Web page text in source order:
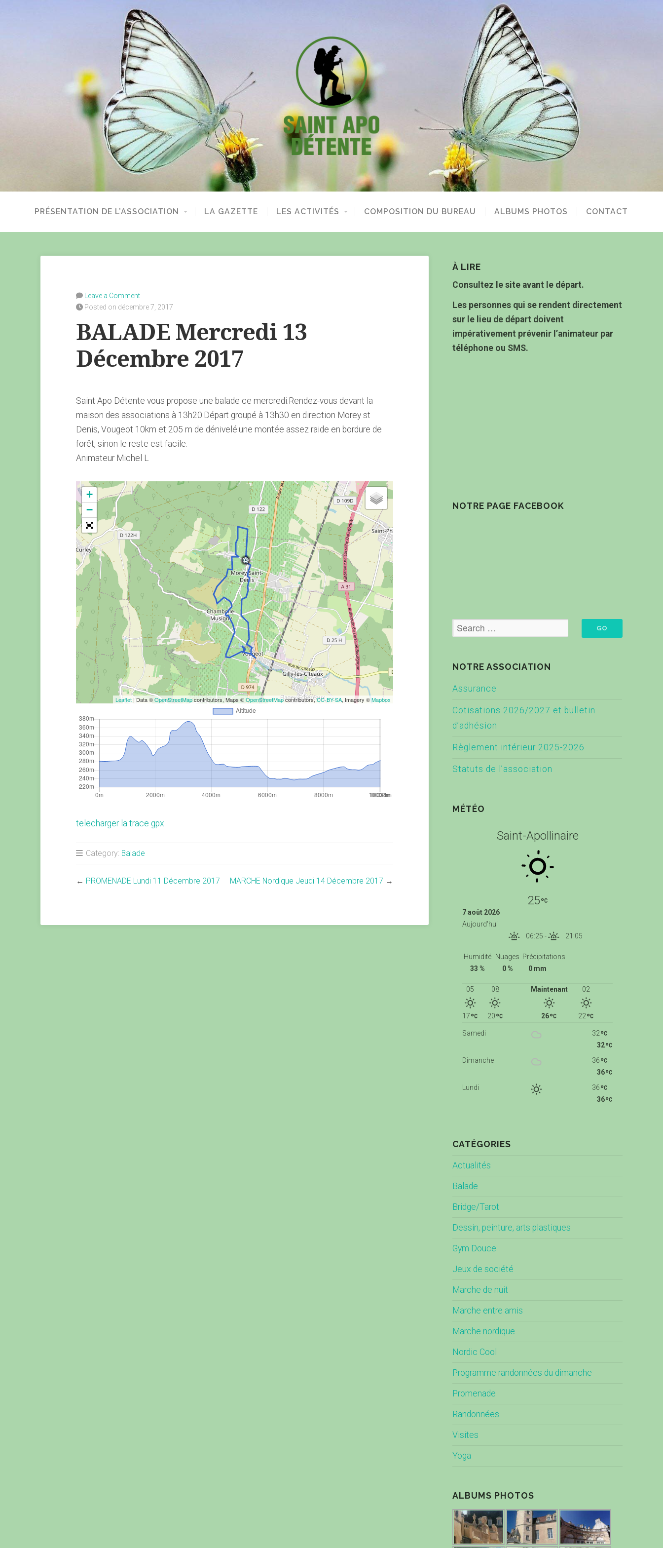
PRÉSENTATION DE L’ASSOCIATION LA GAZETTE LES ACTIVITÉS COMPOSITION DU BUREAU ALBUMS PHOTOS CONTACT
Leave a Comment
Posted on décembre 7, 2017
BALADE Mercredi 13
Décembre 2017
Saint Apo Détente vous propose une balade ce mercredi.Rendez-vous devant la
maison des associations à 13h20.Départ groupé à 13h30 en direction Morey st
Denis, Vougeot 10km et 205 m de dénivelé.une montée assez raide en bordure de
forêt, sinon le reste est facile.
Animateur Michel L
+
−
Leaflet | Data ©OpenStreetMapcontributors, Maps ©OpenStreetMapcontributors,CC-BY-SA, Imagery ©Mapbox
telecharger la trace gpx
Category: Balade
← PROMENADE Lundi 11 Décembre 2017 MARCHE Nordique Jeudi 14 Décembre 2017 →
À LIRE
Consultez le site avant le départ.
Les personnes qui se rendent directement
sur le lieu de départ doivent
impérativement prévenir l’animateur par
téléphone ou SMS.
NOTRE PAGE FACEBOOK
NOTRE ASSOCIATION
Assurance
Cotisations 2026/2027 et bulletin
d’adhésion
Règlement intérieur 2025-2026
Statuts de l’association
MÉTÉO
Saint-Apollinaire
25
7 août 2026
Aujourd'hui
06:25 - 21:05
Humidité
33 %
Nuages
0 %
Précipitations
0 mm
Maintenant
26
02
22
05
17
08
20
Samedi
32
32
Dimanche
36
36
Lundi
36
36
CATÉGORIES
Actualités
Balade
Bridge/Tarot
Dessin, peinture, arts plastiques
Gym Douce
Jeux de société
Marche de nuit
Marche entre amis
Marche nordique
Nordic Cool
Programme randonnées du dimanche
Promenade
Randonnées
Visites
Yoga
ALBUMS PHOTOS